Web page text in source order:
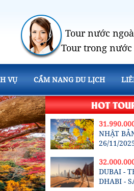
Tour nước
Tour trong nước
VỤ CẨM NANG DU LỊCH
HOT
NHẬT
26/11/
DUBAI -
DHABI -